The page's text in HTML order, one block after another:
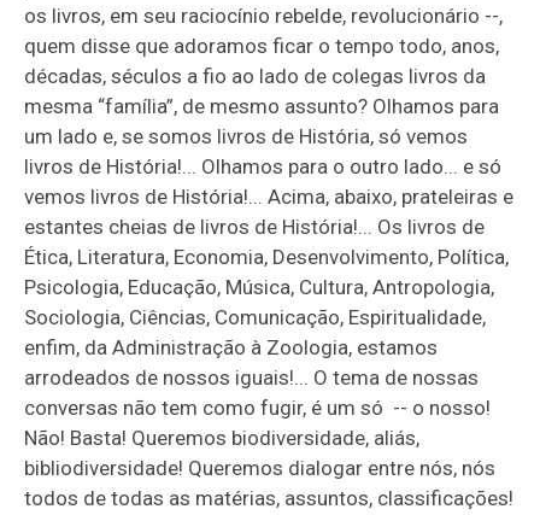
os livros, em seu raciocínio rebelde, revolucionário --,
quem disse que adoramos ficar o tempo todo, anos,
décadas, séculos a fio ao lado de colegas livros da
mesma “família”, de mesmo assunto? Olhamos para
um lado e, se somos livros de História, só vemos
livros de História!... Olhamos para o outro lado... e só
vemos livros de História!... Acima, abaixo, prateleiras e
estantes cheias de livros de História!... Os livros de
Ética, Literatura, Economia, Desenvolvimento, Política,
Psicologia, Educação, Música, Cultura, Antropologia,
Sociologia, Ciências, Comunicação, Espiritualidade,
enfim, da Administração à Zoologia, estamos
arrodeados de nossos iguais!... O tema de nossas
conversas não tem como fugir, é um só -- o nosso!
Não! Basta! Queremos biodiversidade, aliás,
bibliodiversidade! Queremos dialogar entre nós, nós
todos de todas as matérias, assuntos, classificações!